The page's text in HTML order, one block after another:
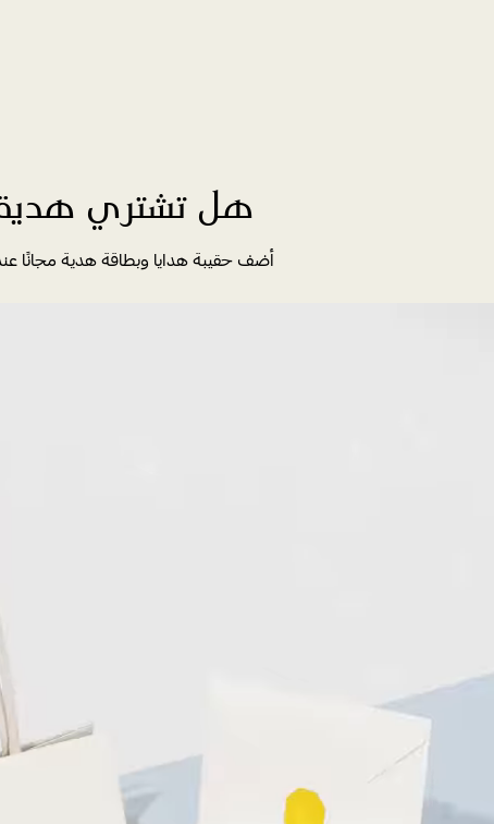
هل تشتري
أضف حقيبة هدايا وبطاقة هدية مجانًا